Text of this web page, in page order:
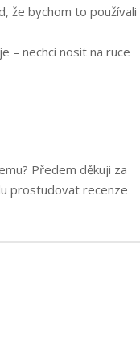
že bychom to používali
– nechci nosit na ruce
Předem děkuji za
prostudovat recenze